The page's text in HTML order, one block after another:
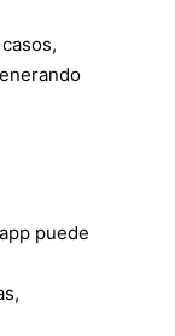
puede